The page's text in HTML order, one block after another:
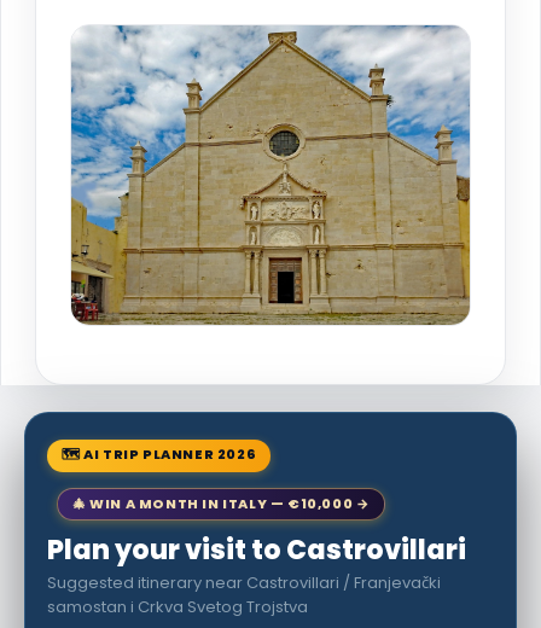
🗺 AI TRIP PLANNER 2026
🎄 WIN A MONTH IN ITALY — €10,000 →
Plan your visit to Castrovillari
Suggested itinerary near Castrovillari / Franjevački
samostan i Crkva Svetog Trojstva